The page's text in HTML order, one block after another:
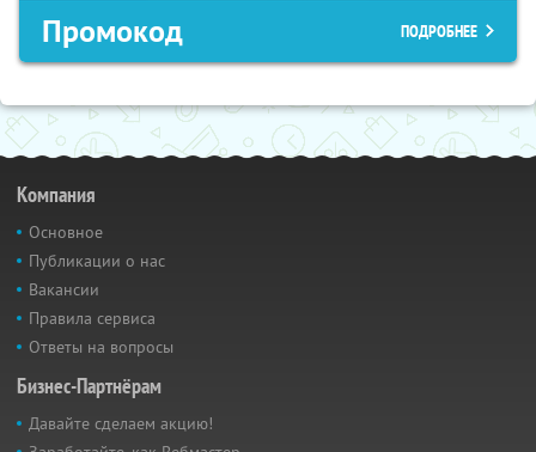
Промокод ПОДРОБНЕЕ
Компания
Основное
Публикации о нас
Вакансии
Правила сервиса
Ответы на вопросы
Бизнес-Партнёрам
Давайте сделаем акцию!